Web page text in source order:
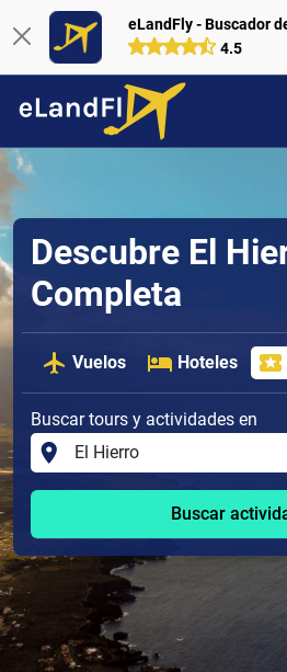
eLandFly - Buscador
4.5
Descubre El
Completa
Vuelos Hoteles
Buscar tours y actividades en
Buscar